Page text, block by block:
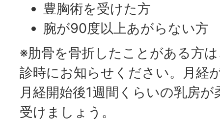
豊胸術を受けた方
腕が90度以上あがらない方
※肋骨を骨折したことがある方
診時にお知らせください。月経
月経開始後1週間くらいの乳房
受けましょう。